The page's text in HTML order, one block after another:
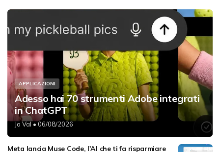
APPLICAZIONI
Adesso hai 70 strumenti Adobe integrati
in ChatGPT
Jo Val • 06/08/2026
Meta lancia Muse Code, l'AI che ti fa risparmiare